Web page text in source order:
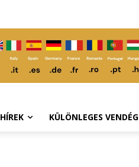
HÍREK KÜLÖNLEGES VENDÉG